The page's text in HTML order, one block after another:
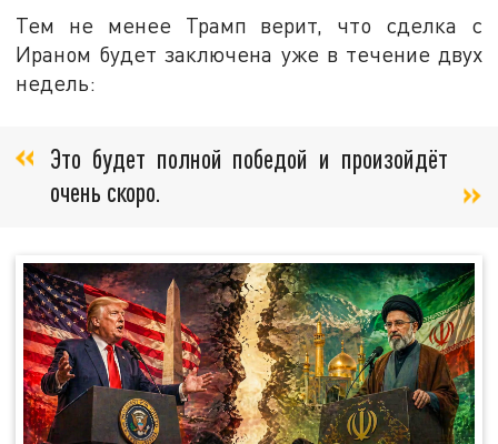
Тем не менее Трамп верит, что сделка с
Ираном будет заключена уже в течение двух
недель:
Это будет полной победой и произойдёт
очень скоро.